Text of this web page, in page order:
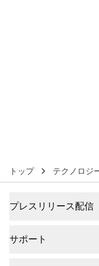
トップ テクノロジ
プレスリリース配信
サポート